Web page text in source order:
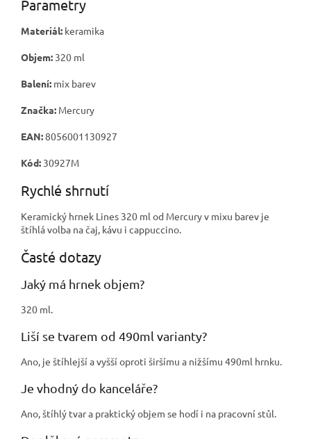
Parametry
Materiál: keramika
Objem: 320 ml
Balení: mix barev
Značka: Mercury
EAN:8056001130927
Kód: 30927M
Rychlé shrnutí
Keramický hrnek Lines 320 ml od Mercury v mixu barev je
štíhlá volba na čaj, kávu i cappuccino.
Časté dotazy
Jaký má hrnek objem?
320 ml.
Liší se tvarem od 490ml varianty?
Ano, je štíhlejší a vyšší oproti širšímu a nižšímu 490ml hrnku.
Je vhodný do kanceláře?
Ano, štíhlý tvar a praktický objem se hodí i na pracovní stůl.